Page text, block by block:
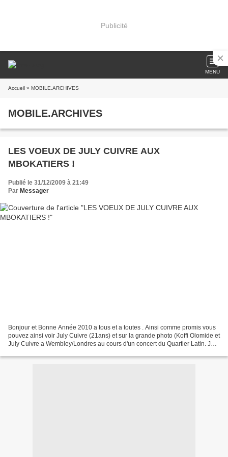
Publicité
MENU
Accueil » MOBILE.ARCHIVES
MOBILE.ARCHIVES
LES VOEUX DE JULY CUIVRE AUX
MBOKATIERS !
Publié le 31/12/2009 à 21:49
Par Messager
Bonjour et Bonne Année 2010 a tous et a toutes . Ainsi comme promis vous
pouvez ainsi voir July Cuivre (21ans) et sur la grande photo (Koffi Olomide et
July Cuivre a Wembley/Londres au cours d'un concert du Quartier Latin. July